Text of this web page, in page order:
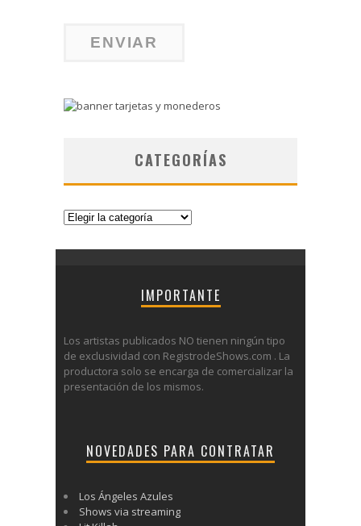
CATEGORÍAS
Categorías
IMPORTANTE
Los artistas publicados NO tienen ningún tipo
de exclusividad con RegistrodeShows.com . La
productora solo se encarga de comercializar la
presentación de los mismos.
NOVEDADES PARA CONTRATAR
Los Ángeles Azules
Shows via streaming